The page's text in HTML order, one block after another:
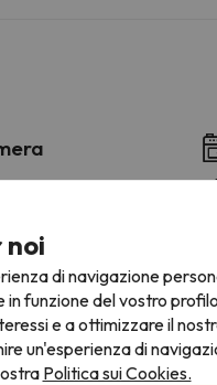
ascensore
noi
di navigazione
funzione del vostro
e a ottimizzare il
un'esperienza di
Politica sui Cookies.